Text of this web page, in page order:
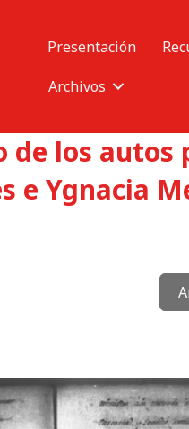
Presentación
Archivos
los autos
e Ygnacia